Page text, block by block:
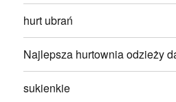
hurt ubrań
Najlepsza hurtownia odzieży
sukienkie